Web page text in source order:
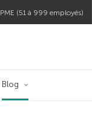
PME (51 à 999 employés)
Blog